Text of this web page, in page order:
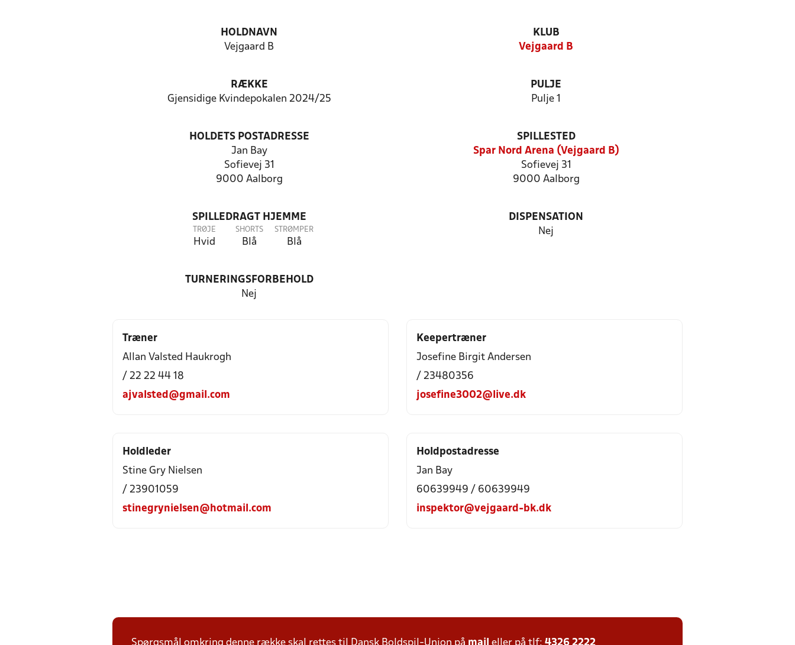
HOLDNAVN
Vejgaard B
KLUB
Vejgaard B
RÆKKE
Gjensidige Kvindepokalen 2024/25
PULJE
Pulje 1
HOLDETS POSTADRESSE
Jan Bay
Sofievej 31
9000 Aalborg
SPILLESTED
Spar Nord Arena (Vejgaard B)
Sofievej 31
9000 Aalborg
SPILLEDRAGT HJEMME
TRØJE
Hvid
SHORTS
Blå
STRØMPER
Blå
DISPENSATION
Nej
TURNERINGSFORBEHOLD
Nej
Træner
Allan Valsted Haukrogh
/ 22 22 44 18
ajvalsted@gmail.com
Keepertræner
Josefine Birgit Andersen
/ 23480356
josefine3002@live.dk
Holdleder
Stine Gry Nielsen
/ 23901059
stinegrynielsen@hotmail.com
Holdpostadresse
Jan Bay
60639949 / 60639949
inspektor@vejgaard-bk.dk
Spørgsmål omkring denne række skal rettes til Dansk Boldspil-Union på mail eller på tlf: 4326 2222